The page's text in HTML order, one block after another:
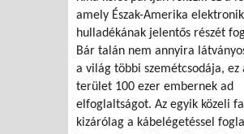
amely Észak-Amerika
hulladékának jelentős részét
Bár talán nem annyira
a világ többi szemétcsodája, ez
terület 100 ezer embernek ad
elfoglaltságot. Az egyik közeli
kizárólag a kábelégetéssel